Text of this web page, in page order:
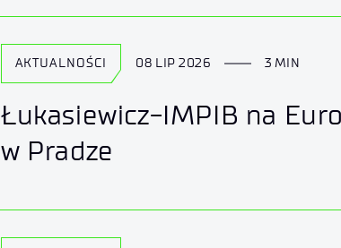
AKTUALNOŚCI 08 LIP 2026 3 MIN
Łukasiewicz-IMPIB na
w Pradze